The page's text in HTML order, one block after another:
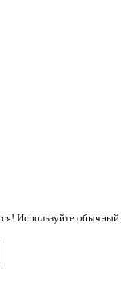
Используйте обычный